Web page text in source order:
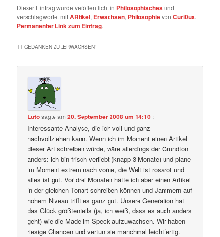
Dieser Eintrag wurde veröffentlicht in Philosophischesund
verschlagwortet mitARtikel, Erwachsen, PhilosophievonCuri0us.
Permanenter Link zum Eintrag.
11 GEDANKEN ZU „ERWACHSEN“
Lutosagte am20. September 2008 um 14:10 :
Interessante Analyse, die ich voll und ganz
nachvollziehen kann. Wenn ich im Moment einen Artikel
dieser Art schreiben würde, wäre allerdings der Grundton
anders: ich bin frisch verliebt (knapp 3 Monate) und plane
im Moment extrem nach vorne, die Welt ist rosarot und
alles ist gut. Vor drei Monaten hätte ich aber einen Artikel
in der gleichen Tonart schreiben können und Jammern auf
hohem Niveau trifft es ganz gut. Unsere Generation hat
das Glück größtenteils (ja, ich weiß, dass es auch anders
geht) wie die Made im Speck aufzuwachsen. Wir haben
riesige Chancen und vertun sie manchmal leichtfertig.